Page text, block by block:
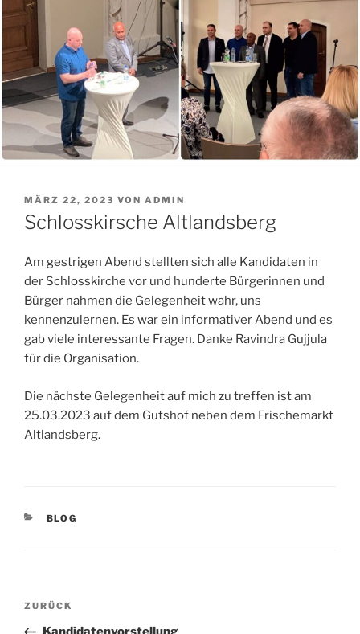
VERÖFFENTLICHT
AM
MÄRZ 22, 2023 VON ADMIN
Schlosskirsche Altlandsberg
Am gestrigen Abend stellten sich alle Kandidaten in
der Schlosskirche vor und hunderte Bürgerinnen und
Bürger nahmen die Gelegenheit wahr, uns
kennenzulernen. Es war ein informativer Abend und es
gab viele interessante Fragen. Danke Ravindra Gujjula
für die Organisation.
Die nächste Gelegenheit auf mich zu treffen ist am
25.03.2023 auf dem Gutshof neben dem Frischemarkt
Altlandsberg.
KATEGORIEN
BLOG
Beitrags-
Vorheriger
Beitrag
ZURÜCK